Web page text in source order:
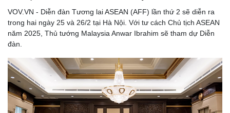
VOV.VN - Diễn đàn Tương lai ASEAN (AFF) lần thứ 2 sẽ diễn ra
trong hai ngày 25 và 26/2 tại Hà Nội. Với tư cách Chủ tịch ASEAN
năm 2025, Thủ tướng Malaysia Anwar Ibrahim sẽ tham dự Diễn
đàn.